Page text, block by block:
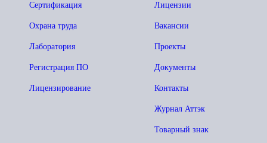
Лицензии
Вакансии
Проекты
Документы
Контакты
Журнал Аттэк
Товарный знак
Сертификация
Охрана труда
Лаборатория
Регистрация ПО
Лицензирование